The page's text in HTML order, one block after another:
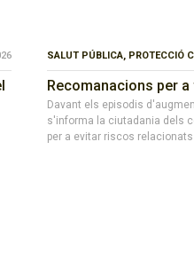
SALUT PÚBLICA, PROTECCIÓ
Recomanacions per
Davant els episodis
s'informa la ciutadania dels
per a evitar riscos